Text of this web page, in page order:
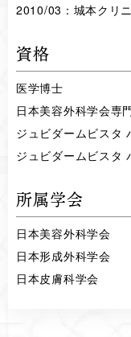
2010/03：城本クリ
資格
医学博士
日本美容外科学会専
ジュビダームビスタ
ジュビダームビスタ
所属学会
日本美容外科学会
日本形成外科学会
日本皮膚科学会